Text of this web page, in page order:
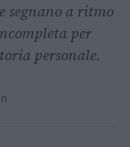
segnano a ritmo
per
personale.